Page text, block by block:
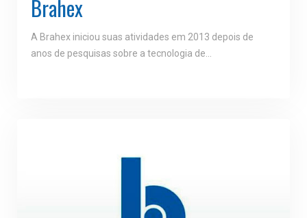
Brahex
A Brahex iniciou suas atividades em 2013 depois de
anos de pesquisas sobre a tecnologia de…